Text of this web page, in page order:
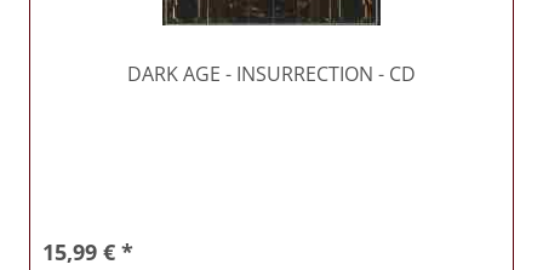
DARK AGE - INSURRECTION - CD
15,99 € *